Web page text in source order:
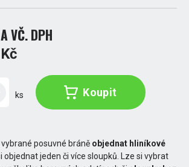
VČ. DPH
ks Koupit
posuvné bráně objednat hliníkové
objednat jeden či více sloupků. Lze si vybrat